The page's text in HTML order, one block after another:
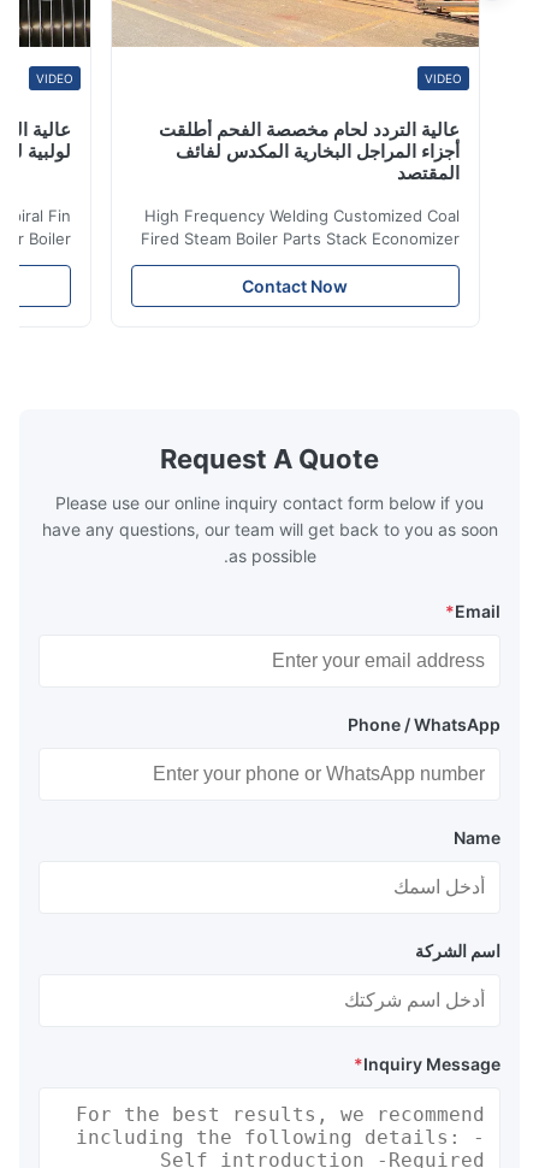
عالية التردد لحام مخصصة الفحم أطلقت
أجزاء المراجل البخارية المكدس لفائف
المقتصد
High Frequency Welding Customized Coal
Fired Steam Boiler Parts Stack Economizer
Coil Boiler economizer Boiler Economizer is
the energy improving device that helps to
reduce the cost of operation by saving the
boilers is generally in the temperature
range of 200°C – 250°C, so there
Contact Now
عالية
لولبية لنقل
Spiral Fin
Boiler
is the
saving the
Request A Quote
Please use our online inquiry contact form below if you
have any questions, our team will get back to you as soon
as possible.
Email
*
Phone / WhatsApp
Name
اسم الشركة
Inquiry Message
*